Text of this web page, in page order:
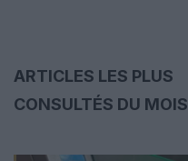
ARTICLES LES PLUS
CONSULTÉS DU MOIS